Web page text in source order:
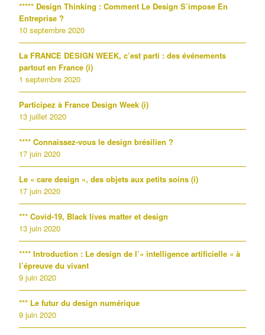
***** Design Thinking : Comment Le Design S’impose En
Entreprise ?
10 septembre 2020
La FRANCE DESIGN WEEK, c’est parti : des événements
partout en France (i)
1 septembre 2020
Participez à France Design Week (i)
13 juillet 2020
**** Connaissez-vous le design brésilien ?
17 juin 2020
Le « care design », des objets aux petits soins (i)
17 juin 2020
*** Covid-19, Black lives matter et design
13 juin 2020
**** Introduction : Le design de l’« intelligence artificielle » à
l’épreuve du vivant
9 juin 2020
*** Le futur du design numérique
9 juin 2020